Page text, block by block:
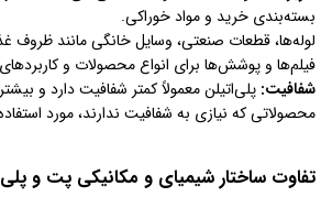
بسته‌بندی خرید و مواد خوراکی.
لوله‌ها، قطعات صنعتی، وسایل خانگی مانند ظروف
فیلم‌ها و پوشش‌ها برای انواع محصولات و
شفافیت: پلی‌اتیلن معمولاً کمتر شفافیت دارد و
محصولاتی که نیازی به شفافیت ندارند، مورد
تفاوت ساختار شیمیای و مکانیکی پت و پلی